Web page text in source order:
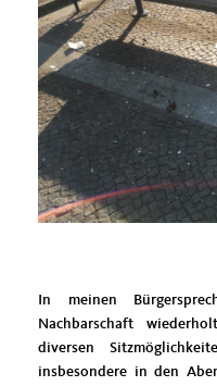
In meinen
Nachbarschaft
diversen
insbesondere in den